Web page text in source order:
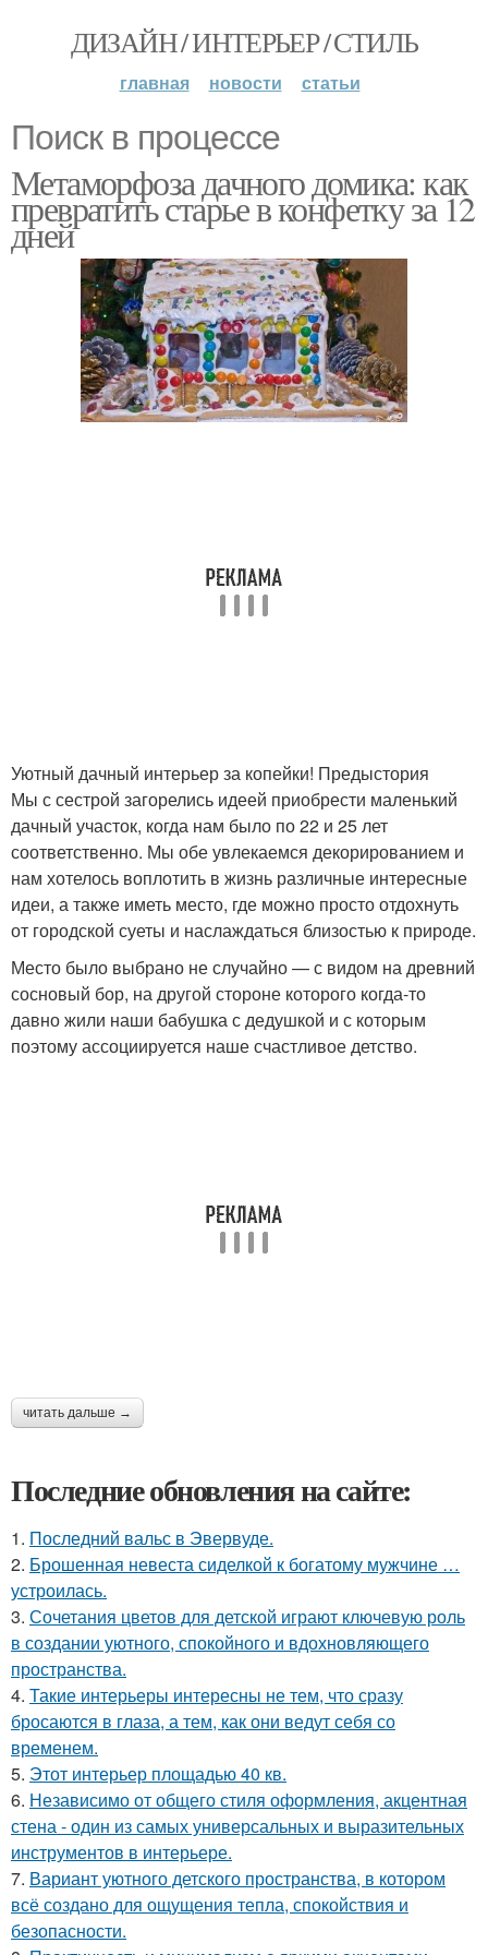
ДИЗАЙН / ИНТЕРЬЕР / СТИЛЬ
главная новости статьи
Поиск в процессе
Метаморфоза дачного домика: как
превратить старье в конфетку за 12
дней
Уютный дачный интерьер за копейки! Предыстория
Мы с сестрой загорелись идеей приобрести маленький
дачный участок, когда нам было по 22 и 25 лет
соответственно. Мы обе увлекаемся декорированием и
нам хотелось воплотить в жизнь различные интересные
идеи, а также иметь место, где можно просто отдохнуть
от городской суеты и наслаждаться близостью к природе.
Место было выбрано не случайно — с видом на древний
сосновый бор, на другой стороне которого когда-то
давно жили наши бабушка с дедушкой и с которым
поэтому ассоциируется наше счастливое детство.
читать дальше →
Последние обновления на сайте:
1. Последний вальс в Эвервуде.
2. Брошенная невеста сиделкой к богатому мужчине …
устроилась.
3. Сочетания цветов для детской играют ключевую роль
в создании уютного, спокойного и вдохновляющего
пространства.
4. Такие интерьеры интересны не тем, что сразу
бросаются в глаза, а тем, как они ведут себя со
временем.
5. Этот интерьер площадью 40 кв.
6. Независимо от общего стиля оформления, акцентная
стена - один из самых универсальных и выразительных
инструментов в интерьере.
7. Вариант уютного детского пространства, в котором
всё создано для ощущения тепла, спокойствия и
безопасности.